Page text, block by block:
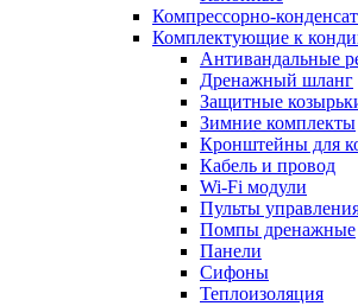
Компрессорно-
Комплектующие к
Антивандальные
Дренажный шланг
Защитные
Зимние комплекты
Кронштейны для
Кабель и провод
Wi-Fi модули
Пульты
Помпы дренажные
Панели
Сифоны
Теплоизоляция